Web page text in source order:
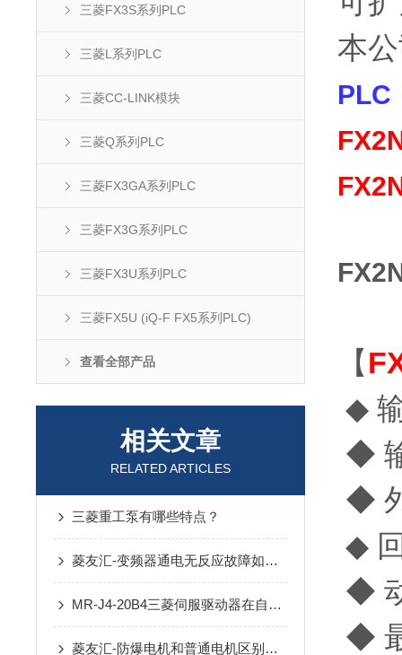
三菱FX3S系列PLC
三菱L系列PLC
三菱CC-LINK模块
三菱Q系列PLC
三菱FX3GA系列PLC
三菱FX3G系列PLC
三菱FX3U系列PLC
三菱FX5U (iQ-F FX5系列PLC)
查看全部产品
相关文章
RELATED ARTICLES
三菱重工泵有哪些特点？
菱友汇-变频器通电无反应故障如何检查维修？？
MR-J4-20B4三菱伺服驱动器在自动化中的优势
菱友汇-防爆电机和普通电机区别在哪？
本
PLC
【
◆
◆
◆
◆
◆
◆